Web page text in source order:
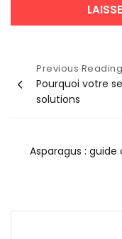
Navigation
de
l’article
Previous Reading
Pourquoi votre
solutions
Asparagus :